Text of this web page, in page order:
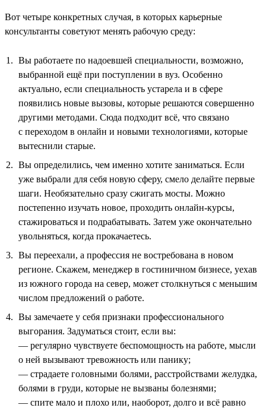
Вот четыре конкретных случая, в которых карьерные
консультанты советуют менять рабочую среду:
Вы работаете по надоевшей специальности, возможно,
выбранной ещё при поступлении в вуз. Особенно
актуально, если специальность устарела и в сфере
появились новые вызовы, которые решаются совершенно
другими методами. Сюда подходит всё, что связано
с переходом в онлайн и новыми технологиями, которые
вытеснили старые.
Вы определились, чем именно хотите заниматься. Если
уже выбрали для себя новую сферу, смело делайте первые
шаги. Необязательно сразу сжигать мосты. Можно
постепенно изучать новое, проходить онлайн-курсы,
стажироваться и подрабатывать. Затем уже окончательно
увольняться, когда прокачаетесь.
Вы переехали, а профессия не востребована в новом
регионе. Скажем, менеджер в гостиничном бизнесе, уехав
из южного города на север, может столкнуться с меньшим
числом предложений о работе.
Вы замечаете у себя признаки профессионального
выгорания. Задуматься стоит, если вы:
— регулярно чувствуете беспомощность на работе, мысли
о ней вызывают тревожность или панику;
— страдаете головными болями, расстройствами желудка,
болями в груди, которые не вызваны болезнями;
— спите мало и плохо или, наоборот, долго и всё равно